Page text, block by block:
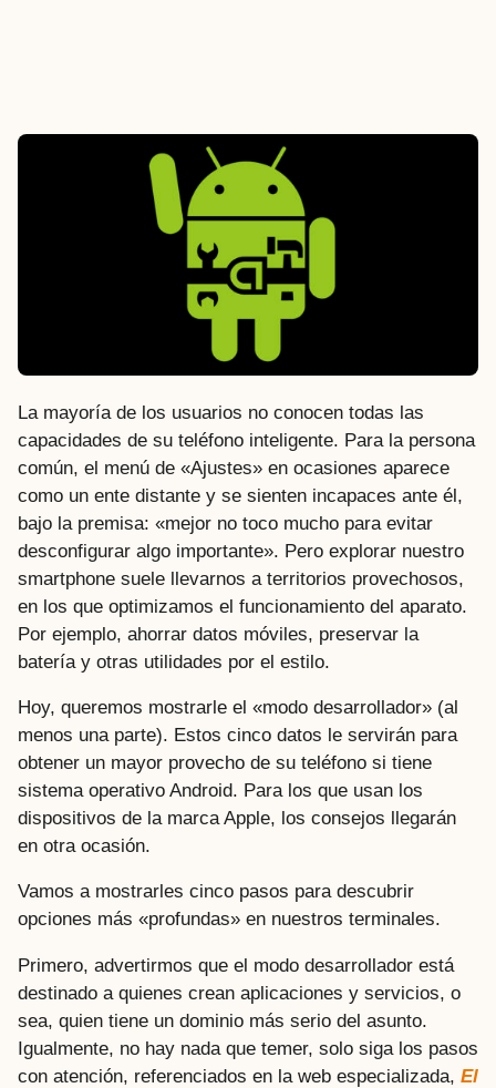
La mayoría de los usuarios no conocen todas las
capacidades de su teléfono inteligente. Para la persona
común, el menú de «Ajustes» en ocasiones aparece
como un ente distante y se sienten incapaces ante él,
bajo la premisa: «mejor no toco mucho para evitar
desconfigurar algo importante». Pero explorar nuestro
smartphone suele llevarnos a territorios provechosos,
en los que optimizamos el funcionamiento del aparato.
Por ejemplo, ahorrar datos móviles, preservar la
batería y otras utilidades por el estilo.
Hoy, queremos mostrarle el «modo desarrollador» (al
menos una parte). Estos cinco datos le servirán para
obtener un mayor provecho de su teléfono si tiene
sistema operativo Android. Para los que usan los
dispositivos de la marca Apple, los consejos llegarán
en otra ocasión.
Vamos a mostrarles cinco pasos para descubrir
opciones más «profundas» en nuestros terminales.
Primero, advertirmos que el modo desarrollador está
destinado a quienes crean aplicaciones y servicios, o
sea, quien tiene un dominio más serio del asunto.
Igualmente, no hay nada que temer, solo siga los pasos
con atención, referenciados en la web especializada, El